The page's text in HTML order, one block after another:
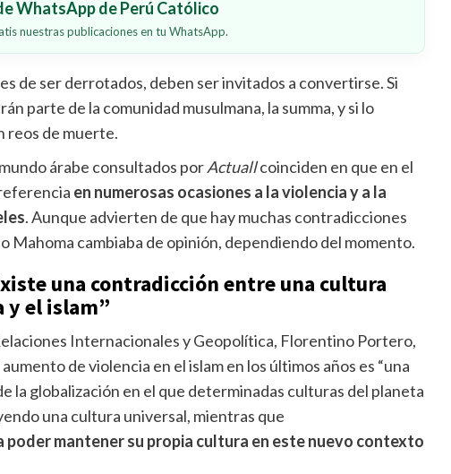
WhatsApp de Perú Católico
nuestras publicaciones en tu WhatsApp.
de ser derrotados, deben ser invitados a convertirse. Si
parte de la comunidad musulmana, la summa, y si lo
reos de muerte.
árabe consultados porActuallcoinciden en que en el
en numerosas ocasiones a la violencia y a la
. Aunque advierten de que hay muchas contradicciones
Mahoma cambiaba de opinión, dependiendo del momento.
una contradicción entre una cultura
y el islam”
Internacionales y Geopolítica, Florentino Portero,
de violencia en el islam en los últimos años es “una
la globalización en el que determinadas culturas del planeta
una cultura universal, mientras que
poder mantener su propia cultura en este nuevo contexto